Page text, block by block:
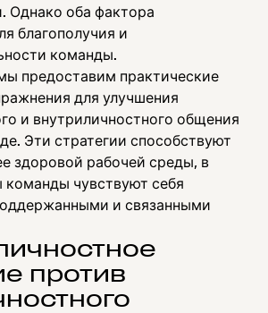
Однако оба фактора
благополучия и
команды.
предоставим практические
для улучшения
и внутриличностного общения
Эти стратегии способствуют
здоровой рабочей среды, в
команды чувствуют себя
и связанными
против